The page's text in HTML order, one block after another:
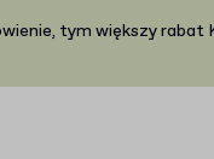
tym większy rabat